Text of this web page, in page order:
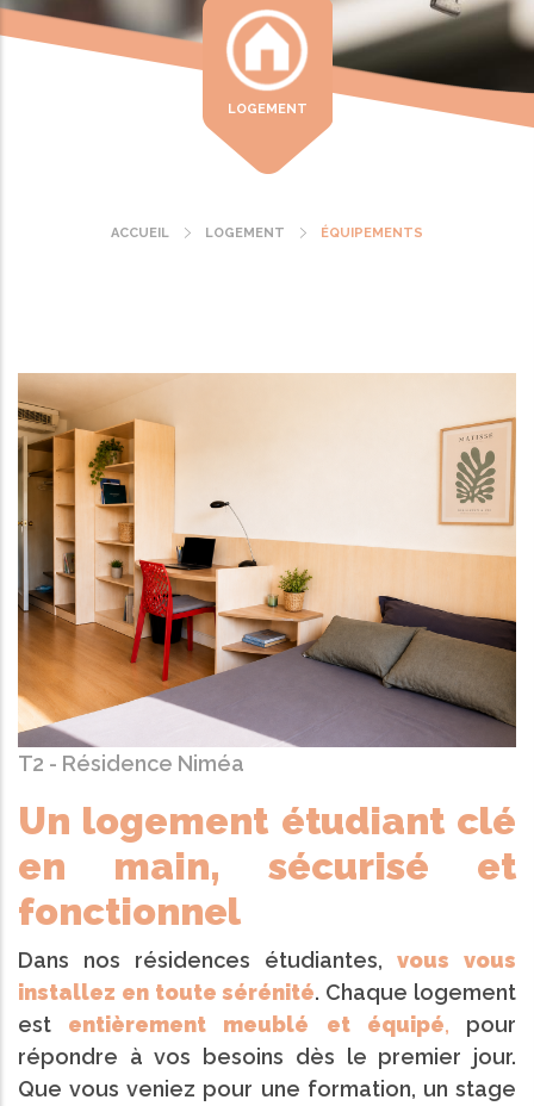
LOGEMENT
Fil
ACCUEIL LOGEMENT ÉQUIPEMENTS
T2 - Résidence Niméa
Un logement étudiant clé
en main, sécurisé et
fonctionnel
Dans nos résidences étudiantes, vous vous
installez en toute sérénité. Chaque logement
est entièrement meublé et équipé, pour
répondre à vos besoins dès le premier jour.
Que vous veniez pour une formation, un stage